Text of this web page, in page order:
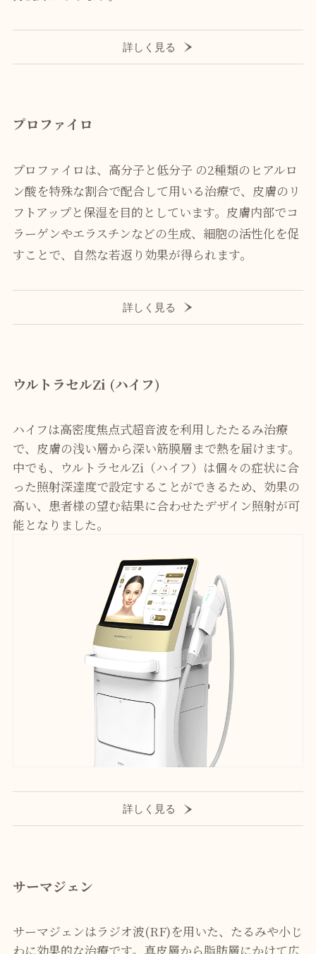
詳しく見る
プロファイロ
プロファイロは、高分子と低分子 の2種類のヒアルロ
ン酸を特殊な割合で配合して用いる治療で、皮膚のリ
フトアップと保湿を目的としています。皮膚内部でコ
ラーゲンやエラスチンなどの生成、細胞の活性化を促
すことで、自然な若返り効果が得られます。
詳しく見る
ウルトラセルZi (ハイフ)
ハイフは高密度焦点式超音波を利用したたるみ治療
で、皮膚の浅い層から深い筋膜層まで熱を届けます。
中でも、ウルトラセルZi（ハイフ）は個々の症状に合
った照射深達度で設定することができるため、効果の
高い、患者様の望む結果に合わせたデザイン照射が可
能となりました。
詳しく見る
サーマジェン
サーマジェンはラジオ波(RF)を用いた、たるみや小じ
わに効果的な治療です。真皮層から脂肪層にかけて広